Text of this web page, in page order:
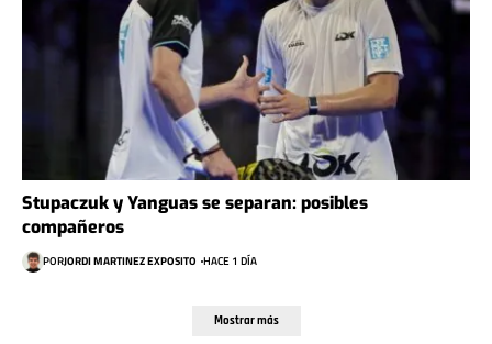
Stupaczuk y Yanguas se separan: posibles
compañeros
PORJORDI MARTINEZ EXPOSITO HACE 1 DÍA
Mostrar más